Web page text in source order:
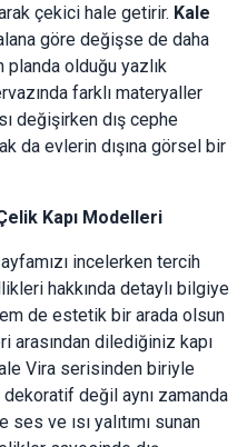
çekici hale getirir. Kale
göre değişse de daha
planda olduğu yazlık
farklı materyaller
değişirken dış cephe
da evlerin dışına görsel bir
Kapı Modelleri
incelerken tercih
hakkında detaylı bilgiye
de estetik bir arada olsun
arasından dilediğiniz kapı
Vira serisinden biriyle
değil aynı zamanda
ve ısı yalıtımı sunan